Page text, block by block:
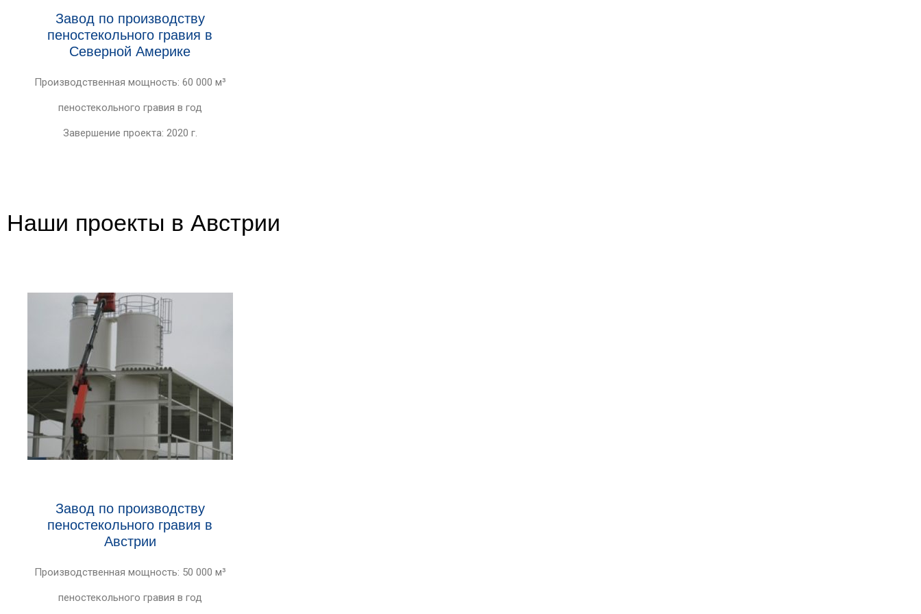
Завод по производству
пеностекольного гравия в
Северной Америке
Производственная мощность: 60 000 м³
пеностекольного гравия в год
Завершение проекта: 2020 г.
Наши проекты в Австрии
Завод по производству
пеностекольного гравия в
Австрии
Производственная мощность: 50 000 м³
пеностекольного гравия в год